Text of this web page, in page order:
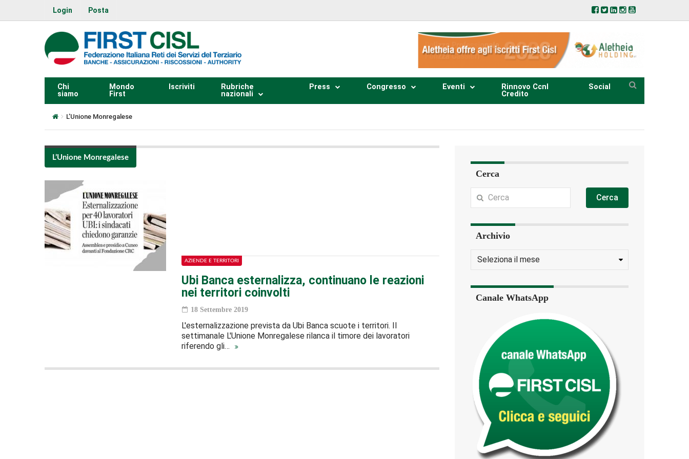
Login Posta
Chi
siamo
Mondo
First
Iscriviti
Rubriche
nazionali
Press Congresso Eventi
Rinnovo Ccnl
Credito
Social
L’Unione Monregalese
L’Unione Monregalese
AZIENDE E TERRITORI
Ubi Banca esternalizza, continuano le reazioni
nei territori coinvolti
18 Settembre 2019
L'esternalizzazione prevista da Ubi Banca scuote i territori. Il
settimanale L'Unione Monregalese rilanca il timore dei lavoratori
riferendo gli…
Cerca
Cerca
Archivio
Canale WhatsApp